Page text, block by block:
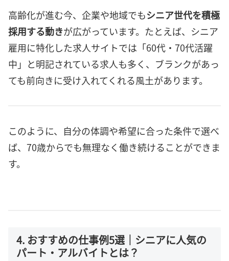
高齢化が進む今、企業や地域でもシニア世代を積極
採用する動きが広がっています。たとえば、シニア
雇用に特化した求人サイトでは「60代・70代活躍
中」と明記されている求人も多く、ブランクがあっ
ても前向きに受け入れてくれる風土があります。
このように、自分の体調や希望に合った条件で選べ
ば、70歳からでも無理なく働き続けることができま
す。
4. おすすめの仕事例5選｜シニアに人気の
パート・アルバイトとは？